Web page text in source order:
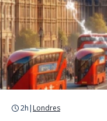
2h | Londres